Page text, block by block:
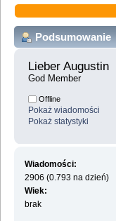
Podsumowanie
Lieber Augustin
God Member
Offline
Pokaż wiadomości
Pokaż statystyki
Wiadomości:
2906 (0.793 na dzień)
Wiek:
brak